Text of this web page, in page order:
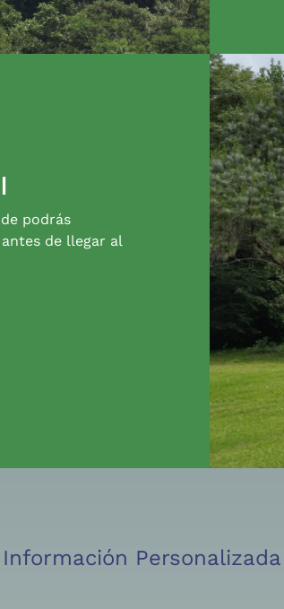
podrás
de llegar al
Personalizada